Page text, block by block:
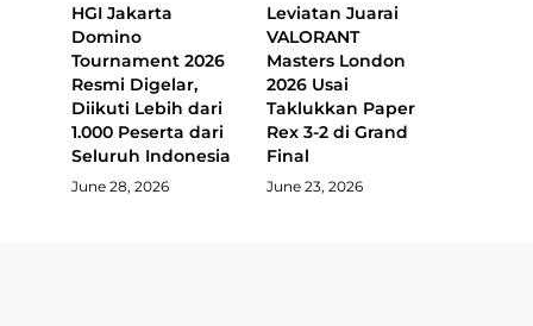
HGI Jakarta
Domino
Tournament 2026
Resmi Digelar,
Diikuti Lebih dari
1.000 Peserta dari
Seluruh Indonesia
June 28, 2026
Leviatan Juarai
VALORANT
Masters London
2026 Usai
Taklukkan Paper
Rex 3-2 di Grand
Final
June 23, 2026